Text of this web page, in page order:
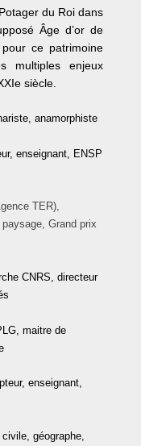
du Roi dans
Âge d’or de
ce patrimoine
multiples enjeux
siècle.
anamorphiste
enseignant, ENSP
TER),
Grand prix
CNRS, directeur
maitre de
enseignant,
géographe,